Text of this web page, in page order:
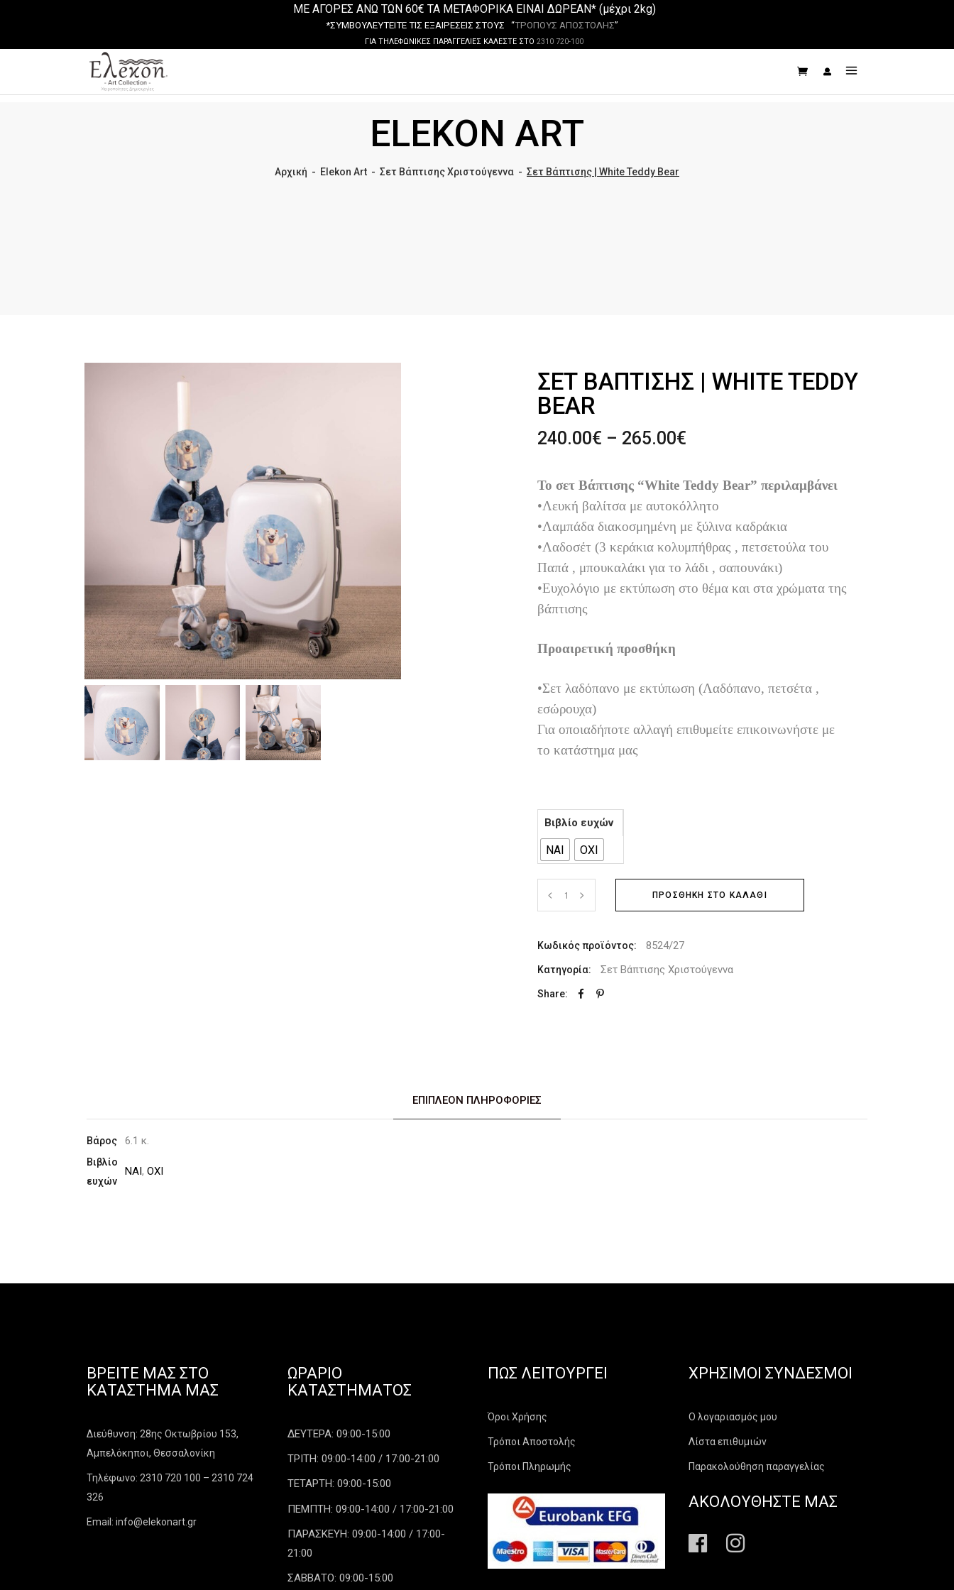
ΜΕ ΑΓΟΡΕΣ ΑΝΩ ΤΩΝ 60€ ΤΑ ΜΕΤΑΦΟΡΙΚΑ ΕΙΝΑΙ ΔΩΡΕΑΝ* (μέχρι 2kg)
*ΣΥΜΒΟΥΛΕΥΤΕΙΤΕ ΤΙΣ ΕΞΑΙΡΕΣΕΙΣ ΣΤΟΥΣ “ΤΡΟΠΟΥΣ ΑΠΟΣΤΟΛΗΣ”
ΓΙΑ ΤΗΛΕΦΩΝΙΚΕΣ ΠΑΡΑΓΓΕΛΙΕΣ ΚΑΛΕΣΤΕ ΣΤΟ 2310 720-100
ELEKON ART
Αρχική - Elekon Art - Σετ Βάπτισης Χριστούγεννα - Σετ Βάπτισης | White Teddy Bear
ΣΕΤ ΒΆΠΤΙΣΗΣ | WHITE TEDDY
BEAR
240.00€ – 265.00€
through
265.00€
Το σετ Βάπτισης “White Teddy Bear” περιλαμβάνει
•Λευκή βαλίτσα με αυτοκόλλητο
•Λαμπάδα διακοσμημένη με ξύλινα καδράκια
•Λαδοσέτ (3 κεράκια κολυμπήθρας , πετσετούλα του
Παπά , μπουκαλάκι για το λάδι , σαπουνάκι)
•Ευχολόγιο με εκτύπωση στο θέμα και στα χρώματα της
βάπτισης
Προαιρετική προσθήκη
•Σετ λαδόπανο με εκτύπωση (Λαδόπανο, πετσέτα ,
εσώρουχα)
Για οποιαδήποτε αλλαγή επιθυμείτε επικοινωνήστε με
το κατάστημα μας
Βιβλίο ευχών
ΝΑΙ ΟΧΙ
ΠΡΟΣΘΉΚΗ ΣΤΟ ΚΑΛΆΘΙ
Κωδικός προϊόντος: 8524/27
Κατηγορία: Σετ Βάπτισης Χριστούγεννα
Share:
ΕΠΙΠΛΈΟΝ ΠΛΗΡΟΦΟΡΊΕΣ
Βάρος 6.1 κ.
Βιβλίο
ευχών
ΝΑΙ, ΟΧΙ
ΒΡΕΊΤΕ ΜΑΣ ΣΤΟ
ΚΑΤΆΣΤΗΜΑ ΜΑΣ
Διεύθυνση: 28ης Οκτωβρίου 153,
Αμπελόκηποι, Θεσσαλονίκη
Τηλέφωνο: 2310 720 100 – 2310 724
326
Email: info@elekonart.gr
ΩΡΆΡΙΟ
ΚΑΤΑΣΤΉΜΑΤΟΣ
ΔΕΥΤΕΡΑ: 09:00-15:00
ΤΡΙΤΗ: 09:00-14:00 / 17:00-21:00
ΤΕΤΑΡΤΗ: 09:00-15:00
ΠΕΜΠΤΗ: 09:00-14:00 / 17:00-21:00
ΠΑΡΑΣΚΕΥΗ: 09:00-14:00 / 17:00-
21:00
ΣΑΒΒΑΤΟ: 09:00-15:00
ΠΏΣ ΛΕΙΤΟΥΡΓΕΊ
Όροι Χρήσης
Τρόποι Αποστολής
Τρόποι Πληρωμής
ΧΡΉΣΙΜΟΙ ΣΎΝΔΕΣΜΟΙ
Ο λογαριασμός μου
Λίστα επιθυμιών
Παρακολούθηση παραγγελίας
ΑΚΟΛΟΥΘΗΣΤΕ ΜΑΣ